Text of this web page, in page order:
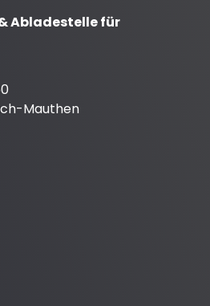
Abladestelle für
Mauthen